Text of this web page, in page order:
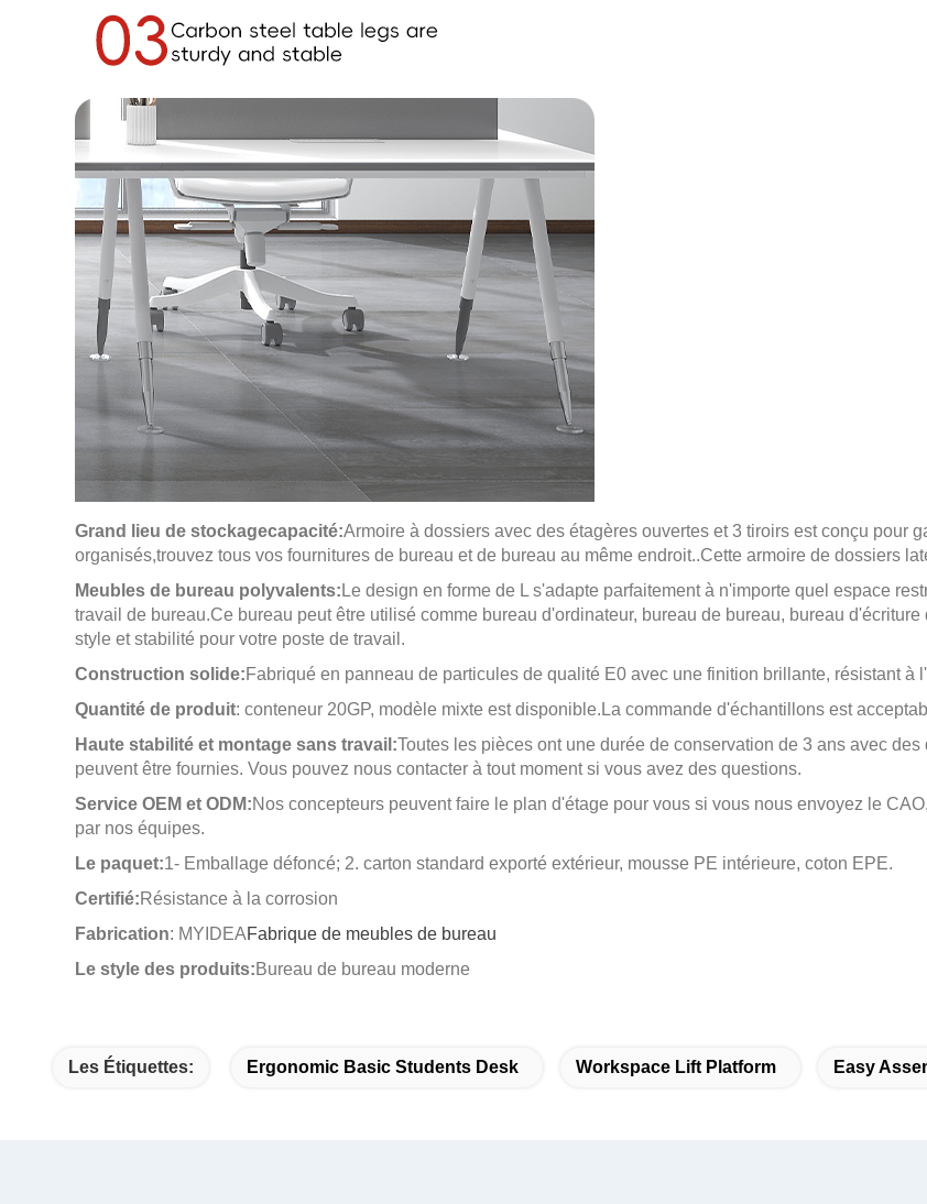
Grand lieu de stockagecapacité:Armoire à dossiers avec des étagères ouvertes et 3 tiroirs est conçu pour
organisés,trouvez tous vos fournitures de bureau et de bureau au même endroit..Cette armoire de dossiers
Meubles de bureau polyvalents: Le design en forme de L s'adapte parfaitement à n'importe quel espace
travail de bureau.Ce bureau peut être utilisé comme bureau d'ordinateur, bureau de bureau, bureau
style et stabilité pour votre poste de travail.
Construction solide:Fabriqué en panneau de particules de qualité E0 avec une finition brillante, résistant
Quantité de produit: conteneur 20GP, modèle mixte est disponible.La commande d'échantillons est
Haute stabilité et montage sans travail:Toutes les pièces ont une durée de conservation de 3 ans avec
peuvent être fournies. Vous pouvez nous contacter à tout moment si vous avez des questions.
Service OEM et ODM:Nos concepteurs peuvent faire le plan d'étage pour vous si vous nous envoyez le
par nos équipes.
Le paquet:1- Emballage défoncé; 2. carton standard exporté extérieur, mousse PE intérieure, coton EPE.
Certifié:Résistance à la corrosion
Fabrication: MYIDEAFabrique de meubles de bureau
Le style des produits:Bureau de bureau moderne
Les Étiquettes: Ergonomic Basic Students Desk Workspace Lift Platform Easy